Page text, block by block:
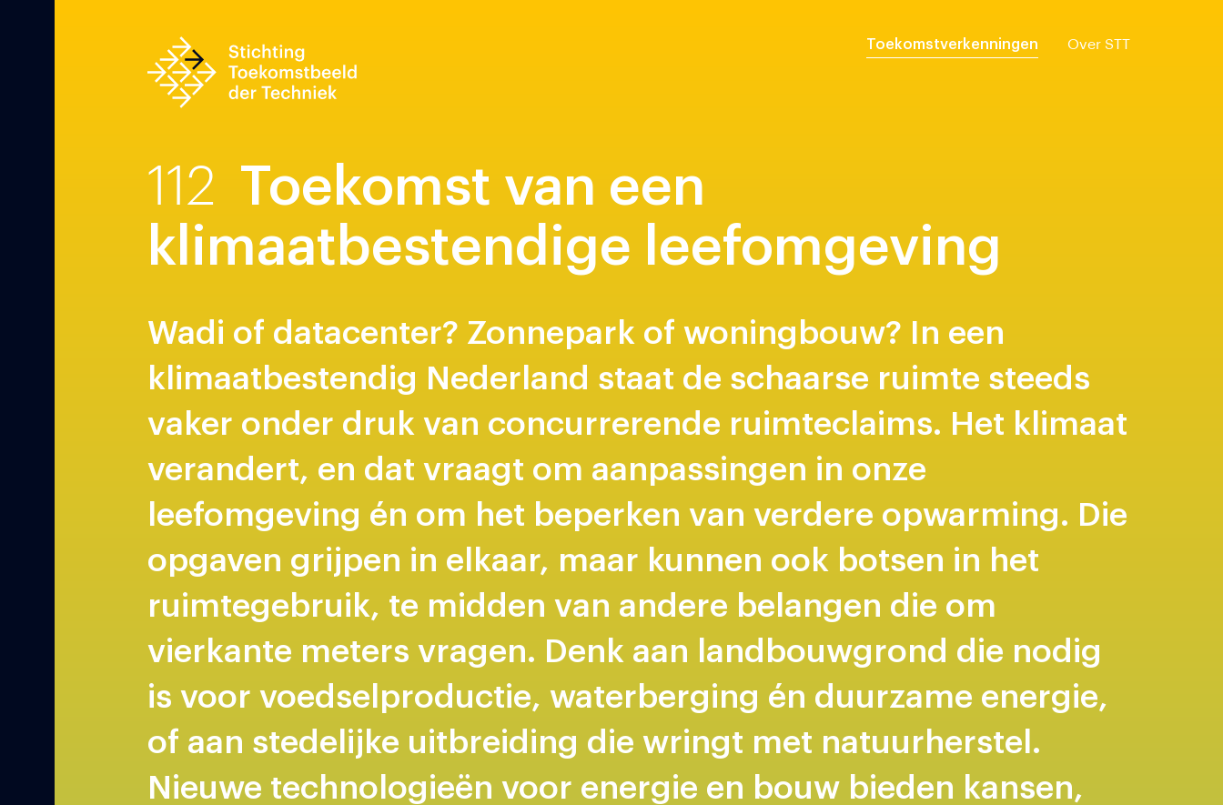
Toekomstverkenningen Over STT
112 Toekomst van een
klimaatbestendige leefomgeving
Wadi of datacenter? Zonnepark of woningbouw? In een
klimaatbestendig Nederland staat de schaarse ruimte steeds
vaker onder druk van concurrerende ruimteclaims. Het klimaat
verandert, en dat vraagt om aanpassingen in onze
leefomgeving én om het beperken van verdere opwarming. Die
opgaven grijpen in elkaar, maar kunnen ook botsen in het
ruimtegebruik, te midden van andere belangen die om
vierkante meters vragen. Denk aan landbouwgrond die nodig
is voor voedselproductie, waterberging én duurzame energie,
of aan stedelijke uitbreiding die wringt met natuurherstel.
Nieuwe technologieën voor energie en bouw bieden kansen,